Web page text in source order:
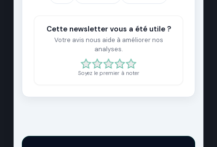
Cette newsletter vous a été utile ?
Votre avis nous aide à améliorer nos
analyses.
Soyez le premier à noter